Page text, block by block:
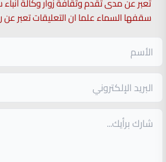
سقفها السماء علما ان التعليقات تعبر